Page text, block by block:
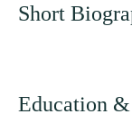
Short
Education